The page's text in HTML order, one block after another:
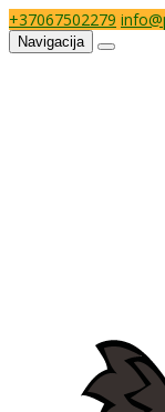
+37067502279
Navigacija